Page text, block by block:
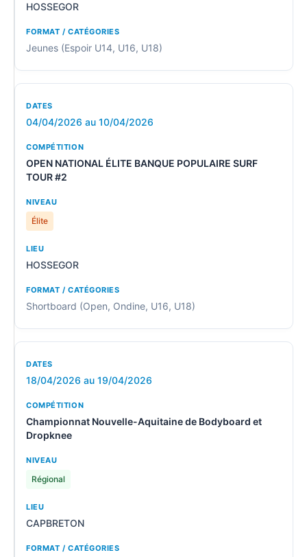
HOSSEGOR
Jeunes (Espoir U14, U16, U18)
04/04/2026 au 10/04/2026
OPEN NATIONAL ÉLITE BANQUE POPULAIRE SURF
TOUR #2
Élite
HOSSEGOR
Shortboard (Open, Ondine, U16, U18)
18/04/2026 au 19/04/2026
Championnat Nouvelle-Aquitaine de Bodyboard et
Dropknee
Régional
CAPBRETON